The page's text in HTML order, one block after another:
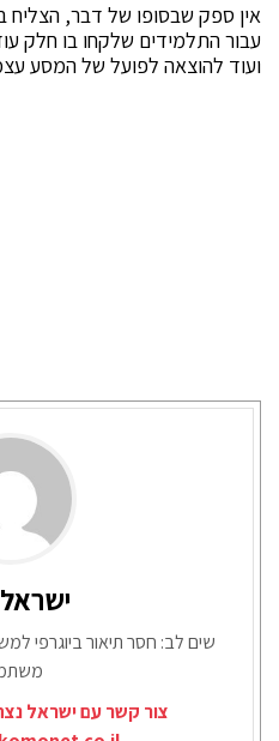
אין ספק שבסופו של דבר, הצליח
עבור התלמידים שלקחו בו חלק
ועוד להוצאה לפועל של המסע
שים לב: חסר תיאור ביוגרפי
צור קשר עם ישראל